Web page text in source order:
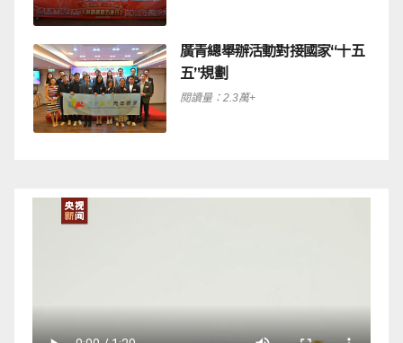
廣青總舉辦活動對接國家“十五
五”規劃
閱讀量：2.3萬+